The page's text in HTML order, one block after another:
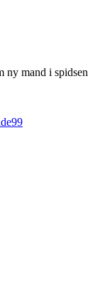
ny mand i spidsen
99